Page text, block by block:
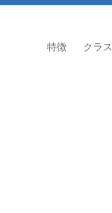
特徴 クラス